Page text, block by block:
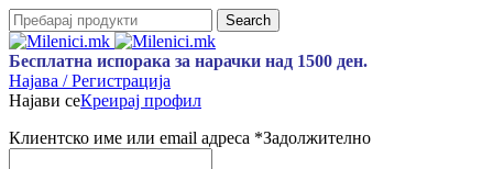
Search
Бесплатна испорака за нарачки над 1500 ден.
Најава / Регистрација
Најави сеКреирај профил
Клиентско име или email адреса *Задолжително